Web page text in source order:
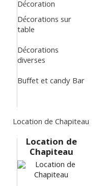
Décoration
Décorations sur
table
Décorations
diverses
Buffet et candy Bar
Location de Chapiteau
Location de
Chapiteau